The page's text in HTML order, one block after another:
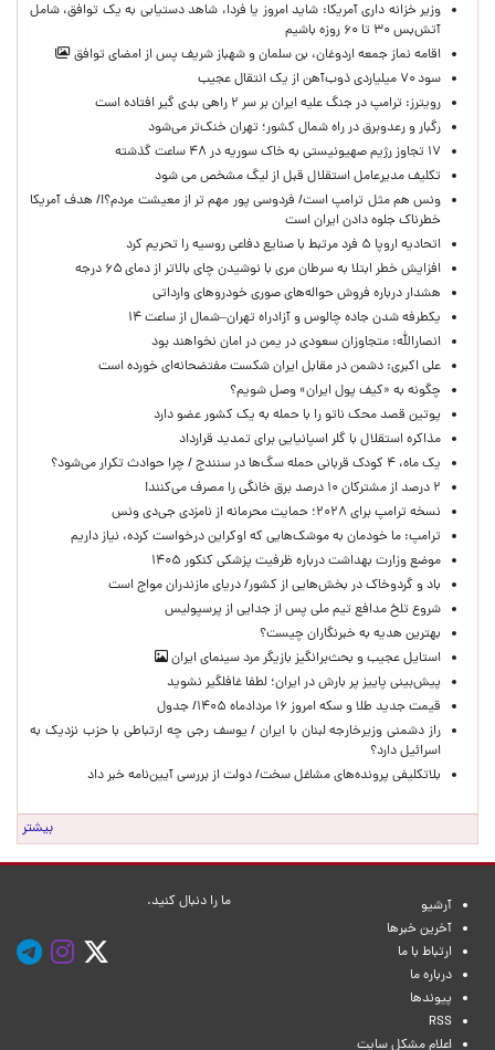
وزیر خزانه داری آمریکا: شاید امروز یا فردا، شاهد دستیابی به یک توافق، شامل
آتش‌بس ۳۰ تا ۶۰ روزه باشیم
اقامه نماز جمعه اردوغان، بن ‌سلمان و شهباز شریف پس از امضای توافق
سود ۷۰ میلیاردی ذوب‌آهن از یک انتقال عجیب
رویترز: ترامپ در جنگ علیه ایران بر سر ۲ راهی بدی گیر افتاده است
رگبار و رعدوبرق در راه شمال کشور؛ تهران خنک‌تر می‌شود
۱۷ تجاوز رژیم صهیونیستی به خاک سوریه در ۴۸ ساعت گذشته
تکلیف مدیرعامل استقلال قبل از لیگ مشخص می شود
ونس هم مثل ترامپ است/ فردوسی پور مهم تر از معیشت مردم؟!/ هدف آمریکا
خطرناک جلوه دادن ایران است
اتحادیه اروپا ۵ فرد مرتبط با صنایع دفاعی روسیه را تحریم کرد
افزایش خطر ابتلا به سرطان مری با نوشیدن چای بالاتر از دمای ۶۵ درجه
هشدار درباره فروش حواله‌های صوری خودروهای وارداتی
یکطرفه شدن جاده چالوس و آزادراه تهران–شمال از ساعت ۱۴
انصارالله: متجاوزان سعودی در یمن در امان نخواهند بود
علی اکبری: دشمن در مقابل ایران شکست مفتضحانه‌ای خورده است
چگونه به «کیف پول ایران» وصل شویم؟
پوتین قصد محک ناتو را با حمله به یک کشور عضو دارد
مذاکره استقلال با گلر اسپانیایی برای تمدید قرارداد
یک ماه، ۴ کودک قربانی حمله سگ‌ها در سنندج / چرا حوادث تکرار می‌شود؟
۲ درصد از مشترکان ۱۰ درصد برق خانگی را مصرف می‌کنند!
نسخه ترامپ برای ۲۰۲۸؛ حمایت محرمانه از نامزدی جی‌دی ونس
ترامپ: ما خودمان به موشک‌هایی که اوکراین درخواست کرده، نیاز داریم
موضع وزارت بهداشت درباره ظرفیت پزشکی کنکور ۱۴۰۵
باد و گردوخاک در بخش‌هایی از کشور/ دریای مازندران مواج است
شروع تلخ مدافع تیم ملی پس از جدایی از پرسپولیس
بهترین هدیه به خبرنگاران چیست؟
استایل عجیب و بحث‌برانگیز بازیگر مرد سینمای ایران
پیش‌بینی پاییز پر بارش در ایران؛ لطفا غافلگیر نشوید
قیمت جدید طلا و سکه امروز ۱۶ مردادماه ۱۴۰۵/ جدول
راز دشمنی وزیرخارجه لبنان با ایران / یوسف رجی چه ارتباطی با حزب نزدیک به
اسرائیل دارد؟
بلاتکلیفی پرونده‌های مشاغل سخت/ دولت از بررسی آیین‌نامه خبر داد
بیشتر
آرشیو
آخرین خبرها
ارتباط با ما
درباره ما
پیوندها
RSS
اعلام مشکل سایت
ما را دنبال کنید.